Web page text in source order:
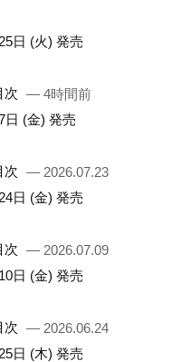
日 (火) 発売
次 — 4時間前
日 (金) 発売
次 — 2026.07.23
日 (金) 発売
次 — 2026.07.09
日 (金) 発売
次 — 2026.06.24
日 (木) 発売